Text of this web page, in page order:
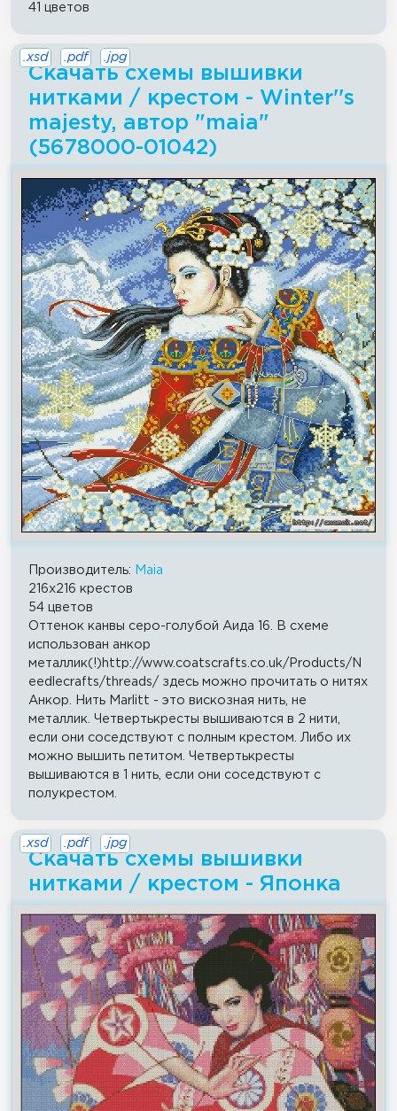
41 цветов
Скачать схемы вышивки
нитками / крестом - Winter''s
majesty, автор "maia"
(5678000-01042)
.xsd .pdf .jpg
Производитель:
Maia
216x216 крестов
54 цветов
Оттенок канвы серо-голубой Аида 16. В схеме
использован анкор
металлик(!)http://www.coatscrafts.co.uk/Products/N
eedlecrafts/threads/ здесь можно прочитать о нитях
Анкор. Нить Marlitt - это вискозная нить, не
металлик. Четвертькресты вышиваются в 2 нити,
если они соседствуют с полным крестом. Либо их
можно вышить петитом. Четвертькресты
вышиваются в 1 нить, если они соседствуют с
полукрестом.
Скачать схемы вышивки
нитками / крестом - Японка
.xsd .pdf .jpg